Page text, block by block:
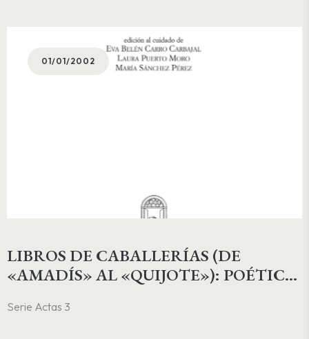
01/01/2002
LIBROS DE CABALLERÍAS (DE
«AMADÍS» AL «QUIJOTE»): POÉTICA,
IDENTIDAD
Serie Actas 3